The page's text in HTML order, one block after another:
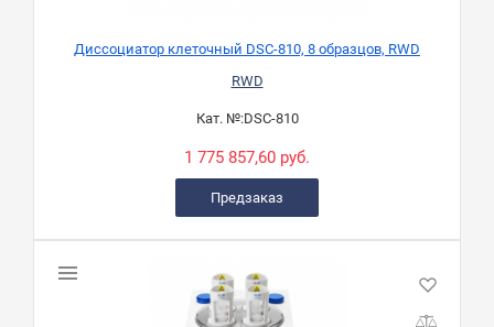
Диссоциатор клеточный DSC-810, 8 образцов, RWD
RWD
Кат. №:DSC-810
1 775 857,60 руб.
Предзаказ